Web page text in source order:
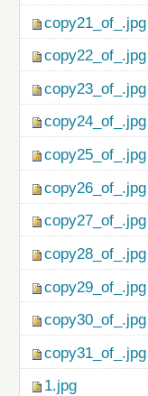
copy21_of_.jpg
copy22_of_.jpg
copy23_of_.jpg
copy24_of_.jpg
copy25_of_.jpg
copy26_of_.jpg
copy27_of_.jpg
copy28_of_.jpg
copy29_of_.jpg
copy30_of_.jpg
copy31_of_.jpg
1.jpg